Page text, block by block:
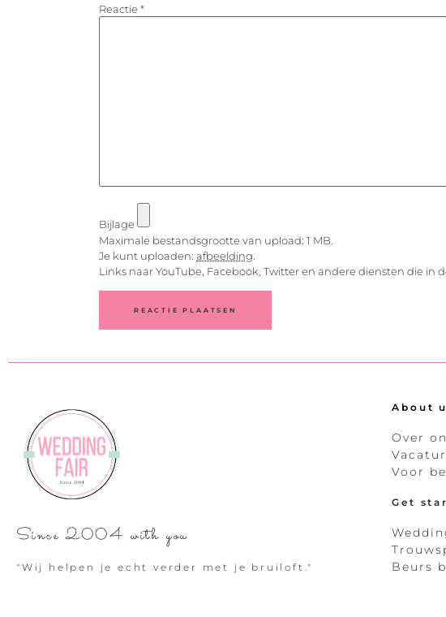
Reactie *
Bijlage
Maximale bestandsgrootte van upload: 1 MB.
Je kunt uploaden: afbeelding
Links naar YouTube, Facebook, Twitter en andere diensten die
Since 2004 with you
"Wij helpen je echt verder met je bruiloft."
About
Over
Voor
Get
Beurs